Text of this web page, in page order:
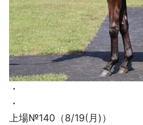
・
・
上場№140（8/19(月)）